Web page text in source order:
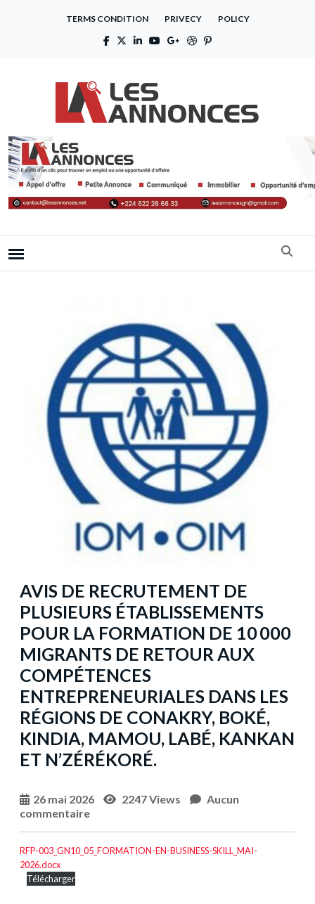
TERMS CONDITION PRIVECY POLICY
AVIS DE RECRUTEMENT DE
PLUSIEURS ÉTABLISSEMENTS
POUR LA FORMATION DE 10 000
MIGRANTS DE RETOUR AUX
COMPÉTENCES
ENTREPRENEURIALES DANS LES
RÉGIONS DE CONAKRY, BOKÉ,
KINDIA, MAMOU, LABÉ, KANKAN
ET N’ZÉRÉKORÉ.
26 mai 2026 2247 Views
Aucun
commentaire
RFP-003_GN10_05_FORMATION-EN-BUSINESS-SKILL_MAI-
2026.docx
Télécharger